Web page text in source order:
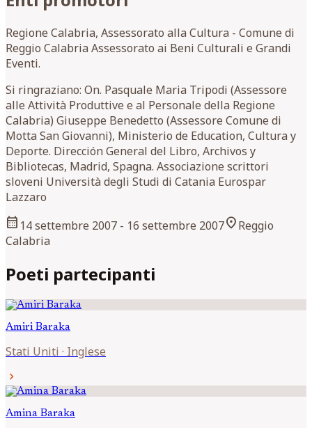
Regione Calabria, Assessorato alla Cultura - Comune di
Reggio Calabria Assessorato ai Beni Culturali e Grandi
Eventi.
Si ringraziano: On. Pasquale Maria Tripodi (Assessore
alle Attività Produttive e al Personale della Regione
Calabria) Giuseppe Benedetto (Assessore Comune di
Motta San Giovanni), Ministerio de Education, Cultura y
Deporte. Dirección General del Libro, Archivos y
Bibliotecas, Madrid, Spagna. Associazione scrittori
sloveni Università degli Studi di Catania Eurospar
Lazzaro
calendar_month 14 settembre 2007 - 16 settembre 2007location_onReggio
Calabria
Poeti partecipanti
Amiri Baraka
Stati Uniti · Inglese
chevron_right
Amina Baraka